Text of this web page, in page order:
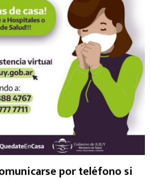
por teléfono si